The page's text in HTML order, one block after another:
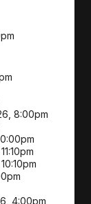
8:00pm
4:00pm